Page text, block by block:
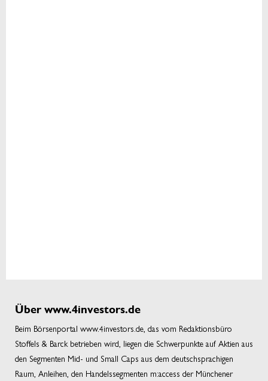
Über www.4investors.de
Beim Börsenportal www.4investors.de, das vom Redaktionsbüro
Stoffels & Barck betrieben wird, liegen die Schwerpunkte auf Aktien aus
den Segmenten Mid- und Small Caps aus dem deutschsprachigen
Raum, Anleihen, den Handelssegmenten m:access der Münchener